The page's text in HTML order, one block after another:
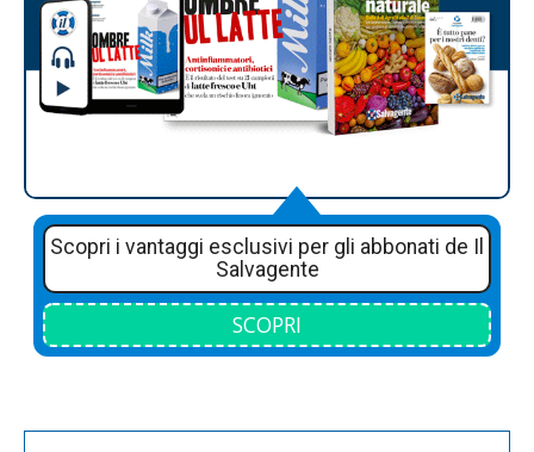
Scopri i vantaggi esclusivi per gli abbonati de Il
Salvagente
SCOPRI